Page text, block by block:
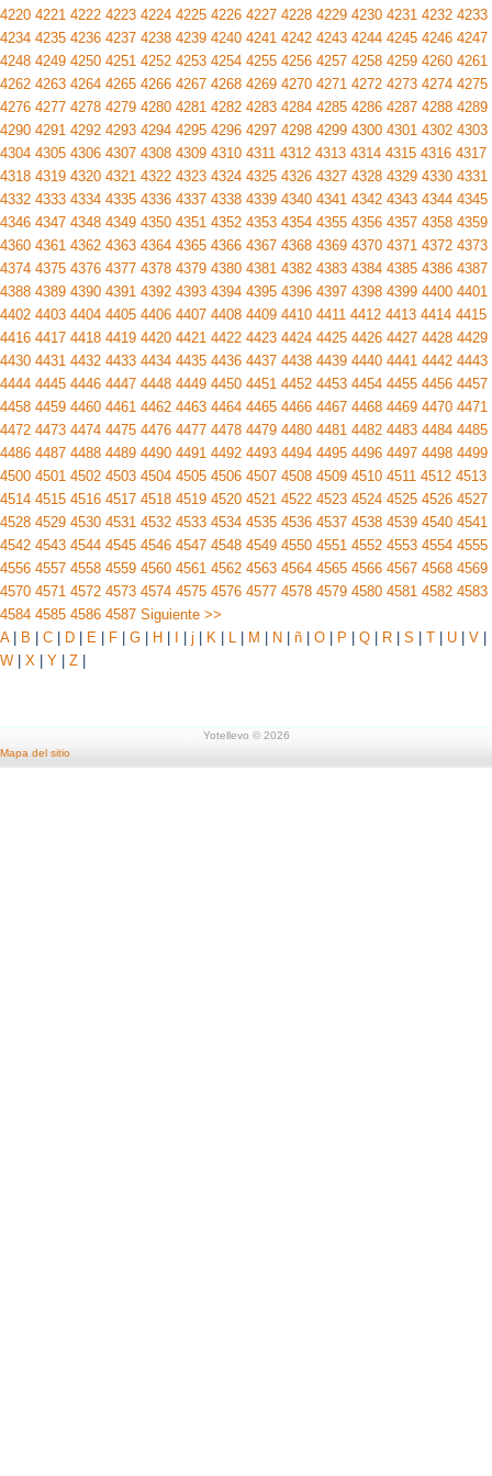
4220 4221 4222 4223 4224 4225 4226 4227 4228 4229 4230 4231 4232 4233
4234 4235 4236 4237 4238 4239 4240 4241 4242 4243 4244 4245 4246 4247
4248 4249 4250 4251 4252 4253 4254 4255 4256 4257 4258 4259 4260 4261
4262 4263 4264 4265 4266 4267 4268 4269 4270 4271 4272 4273 4274 4275
4276 4277 4278 4279 4280 4281 4282 4283 4284 4285 4286 4287 4288 4289
4290 4291 4292 4293 4294 4295 4296 4297 4298 4299 4300 4301 4302 4303
4304 4305 4306 4307 4308 4309 4310 4311 4312 4313 4314 4315 4316 4317
4318 4319 4320 4321 4322 4323 4324 4325 4326 4327 4328 4329 4330 4331
4332 4333 4334 4335 4336 4337 4338 4339 4340 4341 4342 4343 4344 4345
4346 4347 4348 4349 4350 4351 4352 4353 4354 4355 4356 4357 4358 4359
4360 4361 4362 4363 4364 4365 4366 4367 4368 4369 4370 4371 4372 4373
4374 4375 4376 4377 4378 4379 4380 4381 4382 4383 4384 4385 4386 4387
4388 4389 4390 4391 4392 4393 4394 4395 4396 4397 4398 4399 4400 4401
4402 4403 4404 4405 4406 4407 4408 4409 4410 4411 4412 4413 4414 4415
4416 4417 4418 4419 4420 4421 4422 4423 4424 4425 4426 4427 4428 4429
4430 4431 4432 4433 4434 4435 4436 4437 4438 4439 4440 4441 4442 4443
4444 4445 4446 4447 4448 4449 4450 4451 4452 4453 4454 4455 4456 4457
4458 4459 4460 4461 4462 4463 4464 4465 4466 4467 4468 4469 4470 4471
4472 4473 4474 4475 4476 4477 4478 4479 4480 4481 4482 4483 4484 4485
4486 4487 4488 4489 4490 4491 4492 4493 4494 4495 4496 4497 4498 4499
4500 4501 4502 4503 4504 4505 4506 4507 4508 4509 4510 4511 4512 4513
4514 4515 4516 4517 4518 4519 4520 4521 4522 4523 4524 4525 4526 4527
4528 4529 4530 4531 4532 4533 4534 4535 4536 4537 4538 4539 4540 4541
4542 4543 4544 4545 4546 4547 4548 4549 4550 4551 4552 4553 4554 4555
4556 4557 4558 4559 4560 4561 4562 4563 4564 4565 4566 4567 4568 4569
4570 4571 4572 4573 4574 4575 4576 4577 4578 4579 4580 4581 4582 4583
4584 4585 4586 4587 Siguiente >>
A| B C D E F G H j K L M N ñ O P Q R S T U V
W
X Y Z
Yotellevo © 2026
Mapa del sitio